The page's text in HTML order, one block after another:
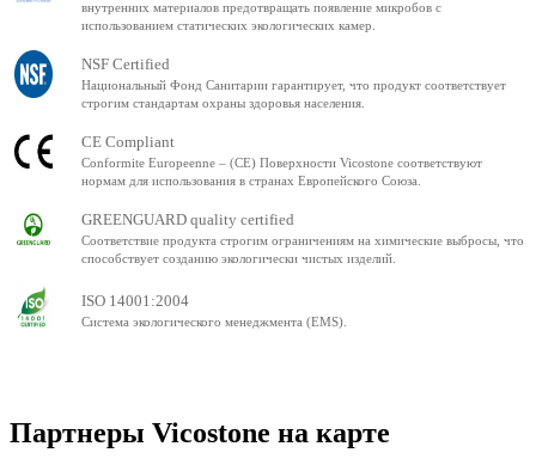
внутренних материалов предотвращать появление микробов с
использованием статических экологических камер.
NSF Certified
Национальный Фонд Санитарии гарантирует, что продукт соответствует
строгим стандартам охраны здоровья населения.
CE Compliant
Conformite Europeenne – (CE) Поверхности Vicostone соответствуют
нормам для использования в странах Европейского Союза.
GREENGUARD quality certified
Соответствие продукта строгим ограничениям на химические выбросы, что
способствует созданию экологически чистых изделий.
ISO 14001:2004
Система экологического менеджмента (EMS).
Партнеры Vicostone на карте